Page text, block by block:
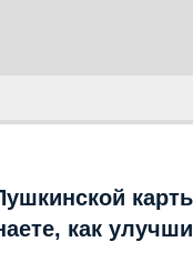
как